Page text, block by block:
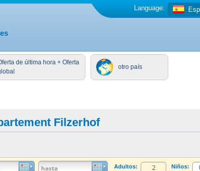
Language:
de última hora + Oferta
otro país
Filzerhof
Adultos: Niños: